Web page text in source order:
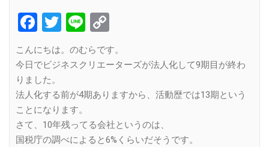
Facebook
Twitter
Line
Link
こんにちは。のむらです。
今日でビジネスクリエーターズが法人化して9期目が終わ
りました。
法人化する前が4期ありますから、活動歴では13期という
ことになります。
さて、10年残ってる会社というのは、
国税庁の調べによると6%くらいだそうです。